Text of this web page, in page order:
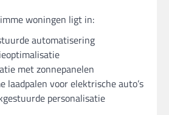
woningen ligt in:
automatisering
met zonnepanelen
laadpalen voor elektrische auto’s
personalisatie